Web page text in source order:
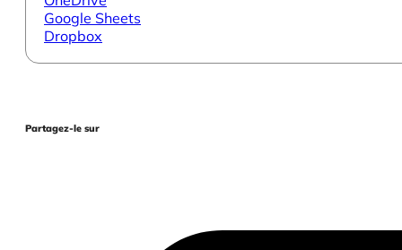
Google Sheets
Dropbox
Partagez-le sur